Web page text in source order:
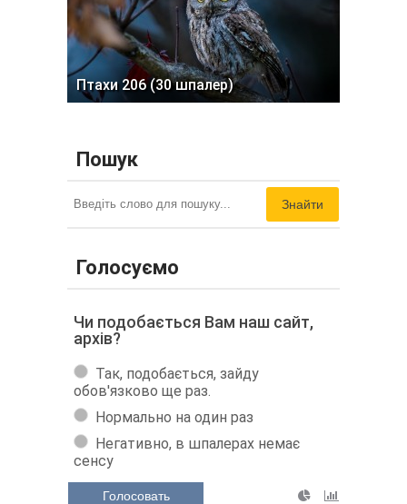
Птахи 206 (30 шпалер)
Пошук
Знайти
Голосуємо
Чи подобається Вам наш сайт,
архів?
Так, подобається, зайду
обов'язково ще раз.
Нормально на один раз
Негативно, в шпалерах немає
сенсу
Голосовать